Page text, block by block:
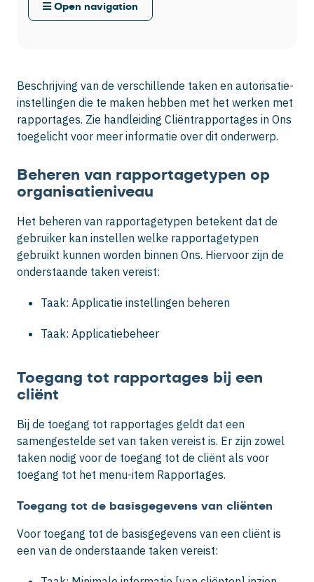
Beschrijving van de verschillende taken en autorisatie-
instellingen die te maken hebben met het werken met
rapportages. Zie handleiding Cliëntrapportages in Ons
toegelicht voor meer informatie over dit onderwerp.
Beheren van rapportagetypen op
organisatieniveau
Het beheren van rapportagetypen betekent dat de
gebruiker kan instellen welke rapportagetypen
gebruikt kunnen worden binnen Ons. Hiervoor zijn de
onderstaande taken vereist:
Taak: Applicatie instellingen beheren
Taak: Applicatiebeheer
Toegang tot rapportages bij een
cliënt
Bij de toegang tot rapportages geldt dat een
samengestelde set van taken vereist is. Er zijn zowel
taken nodig voor de toegang tot de cliënt als voor
toegang tot het menu-item Rapportages.
Toegang tot de basisgegevens van cliënten
Voor toegang tot de basisgegevens van een cliënt is
een van de onderstaande taken vereist:
Open navigation